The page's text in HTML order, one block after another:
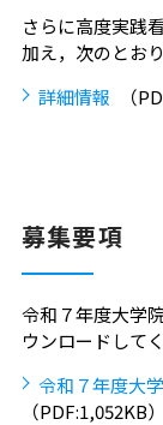
さらに高度実践
加え，次のとお
詳細情報
（
募集要項
令和７年度大学
ウンロードして
令和７年度大
（PDF:1,052KB）